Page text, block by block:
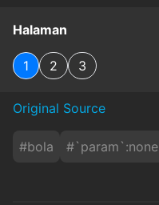
Halaman
1 2 3
Original Source
#bola #`param`:none